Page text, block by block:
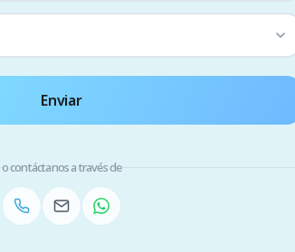
Enviar
o contáctanos a través de